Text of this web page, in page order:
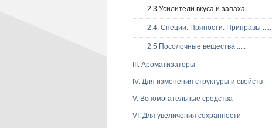
2.3 Усилители вкуса и запаха .....
2.4. Специи. Пряности. Приправы .....
2.5 Посолочные вещества .....
III. Ароматизаторы
IV. Для изменения структуры и свойств
V. Вспомогательные средства
VI. Для увеличения сохранности